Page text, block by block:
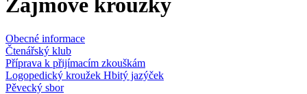
Zájmové kroužky
Obecné informace
Čtenářský klub
Příprava k přijímacím zkouškám
Logopedický kroužek Hbitý jazýček
Pěvecký sbor